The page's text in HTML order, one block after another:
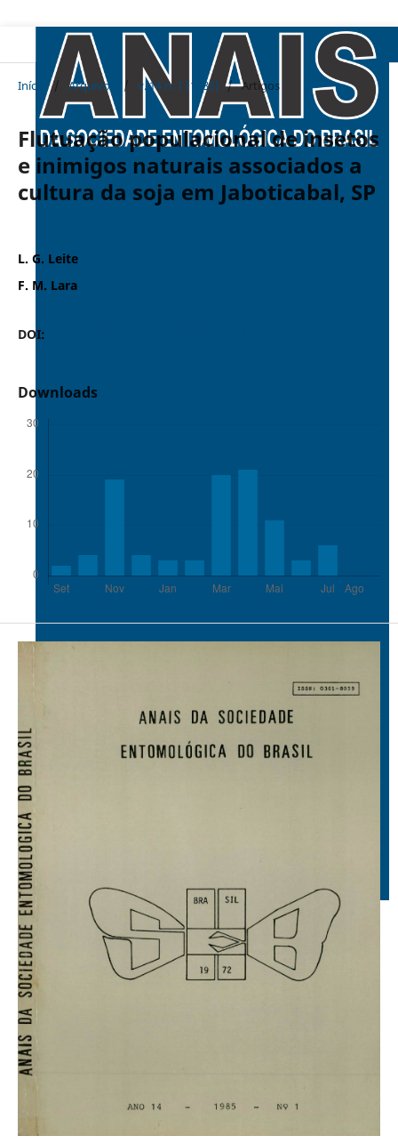
Início / Arquivos / v. 14 n. 1 (1985) / Artigos
Flutuação populacional de insetos
e inimigos naturais associados a
cultura da soja em Jaboticabal, SP
L. G. Leite
F. M. Lara
DOI:
Downloads